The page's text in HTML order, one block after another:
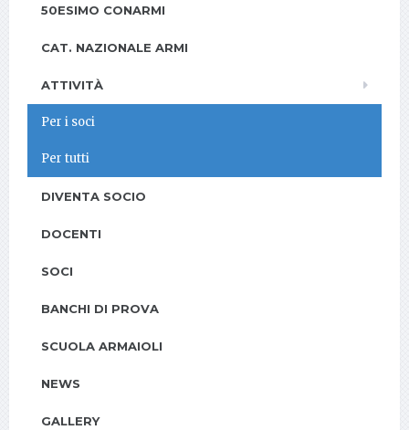
50ESIMO CONARMI
CAT. NAZIONALE ARMI
ATTIVITÀ
Per i soci
Per tutti
DIVENTA SOCIO
DOCENTI
SOCI
BANCHI DI PROVA
SCUOLA ARMAIOLI
NEWS
GALLERY